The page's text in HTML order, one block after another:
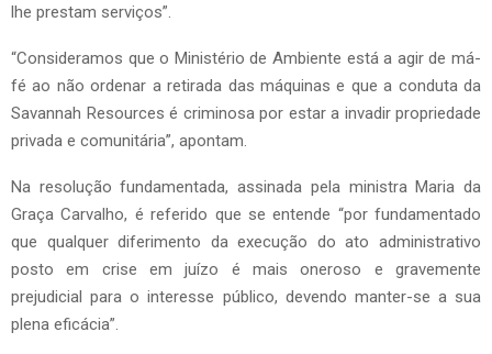
lhe prestam serviços”.
“Consideramos que o Ministério de Ambiente está a agir de má-
fé ao não ordenar a retirada das máquinas e que a conduta da
Savannah Resources é criminosa por estar a invadir propriedade
privada e comunitária”, apontam.
Na resolução fundamentada, assinada pela ministra Maria da
Graça Carvalho, é referido que se entende “por fundamentado
que qualquer diferimento da execução do ato administrativo
posto em crise em juízo é mais oneroso e gravemente
prejudicial para o interesse público, devendo manter-se a sua
plena eficácia”.